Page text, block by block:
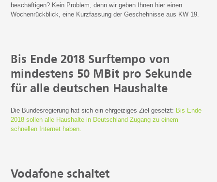
beschäftigen? Kein Problem, denn wir geben Ihnen hier einen
Wochenrückblick, eine Kurzfassung der Geschehnisse aus KW 19.
Bis Ende 2018 Surftempo von
mindestens 50 MBit pro Sekunde
für alle deutschen Haushalte
Die Bundesregierung hat sich ein ehrgeiziges Ziel gesetzt: Bis Ende
2018 sollen alle Haushalte in Deutschland Zugang zu einem
schnellen Internet haben.
Vodafone schaltet